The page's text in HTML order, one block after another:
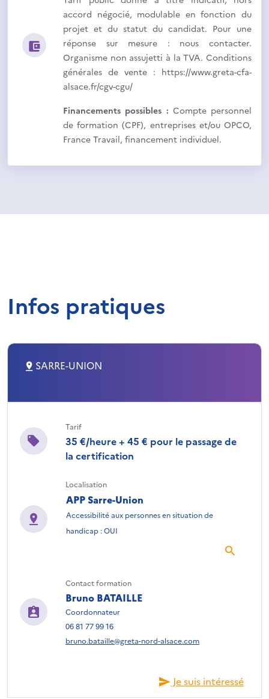
accord négocié, modulable en fonction du
projet et du statut du candidat. Pour une
réponse sur mesure : nous contacter.
Organisme non assujetti à la TVA. Conditions
générales de vente : https://www.greta-cfa-
alsace.fr/cgv-cgu/
Financements possibles : Compte personnel
de formation (CPF), entreprises et/ou OPCO,
France Travail, financement individuel.
Infos pratiques
SARRE-UNION
Tarif
35 €/heure + 45 € pour le passage de
la certification
Localisation
APP Sarre-Union
Accessibilité aux personnes en situation de
handicap : OUI
Contact formation
Bruno BATAILLE
Coordonnateur
06 81 77 99 16
bruno.bataille@greta-nord-alsace.com
Je suis intéressé